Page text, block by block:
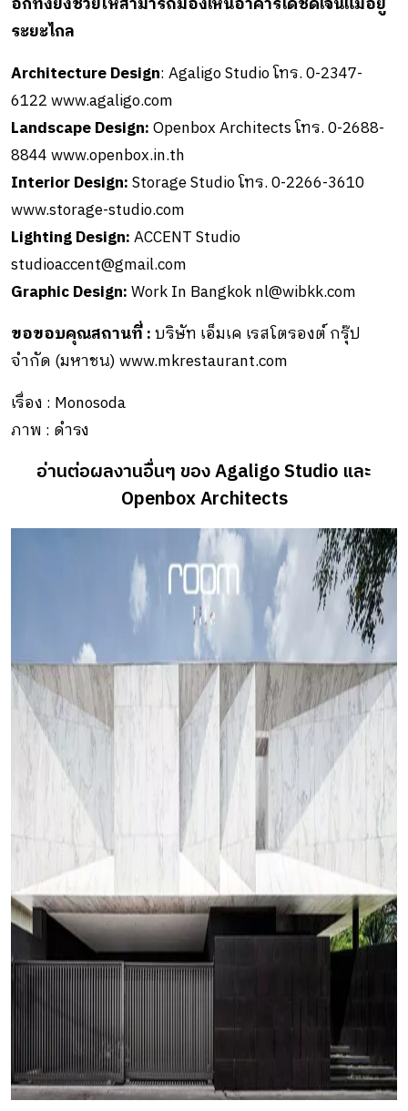
ระยะไกล
Architecture Design: Agaligo Studio โทร. 0-2347-
6122 www.agaligo.com
Landscape Design:Openbox Architects โทร. 0-2688-
8844 www.openbox.in.th
Interior Design:Storage Studio โทร. 0-2266-3610
www.storage-studio.com
Lighting Design:ACCENT Studio
studioaccent@gmail.com
Graphic Design:Work In Bangkoknl@wibkk.com
ขอขอบคุณสถานที่ :บริษัท เอ็มเค เรสโตรองต์ กรุ๊ป
จำกัด (มหาชน) www.mkrestaurant.com
เรื่อง : Monosoda
ภาพ : ดำรง
อ่านต่อผลงานอื่นๆ ของ Agaligo Studio และ
Openbox Architects